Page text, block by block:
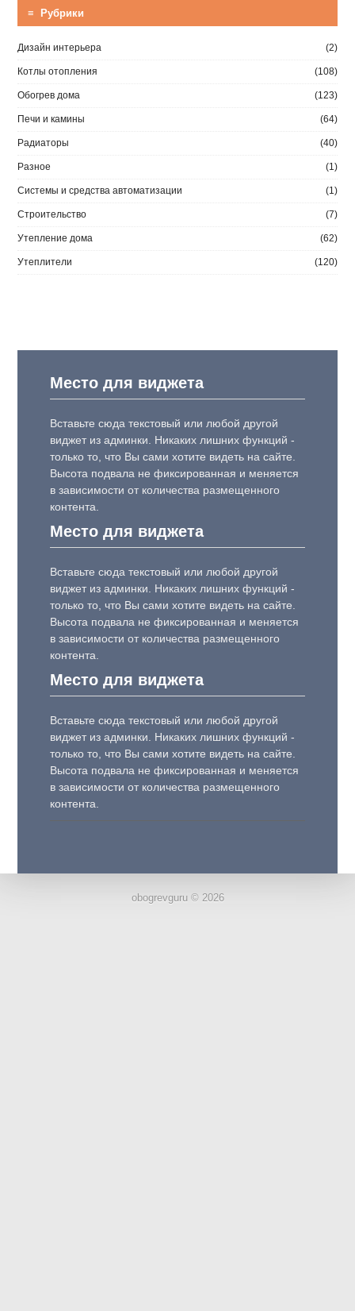
≡ Рубрики
Дизайн интерьера (2)
Котлы отопления (108)
Обогрев дома (123)
Печи и камины (64)
Радиаторы (40)
Разное (1)
Системы и средства автоматизации (1)
Строительство (7)
Утепление дома (62)
Утеплители (120)
Место для виджета
Вставьте сюда текстовый или любой другой
виджет из админки. Никаких лишних функций -
только то, что Вы сами хотите видеть на сайте.
Высота подвала не фиксированная и меняется
в зависимости от количества размещенного
контента.
Место для виджета
Вставьте сюда текстовый или любой другой
виджет из админки. Никаких лишних функций -
только то, что Вы сами хотите видеть на сайте.
Высота подвала не фиксированная и меняется
в зависимости от количества размещенного
контента.
Место для виджета
Вставьте сюда текстовый или любой другой
виджет из админки. Никаких лишних функций -
только то, что Вы сами хотите видеть на сайте.
Высота подвала не фиксированная и меняется
в зависимости от количества размещенного
контента.
obogrevguru © 2026